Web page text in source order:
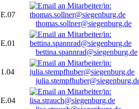
E.07
thomas.sollner@siegenburg.de
E.01
bettina.spannrad@siegenburg.de
1.04
E.04